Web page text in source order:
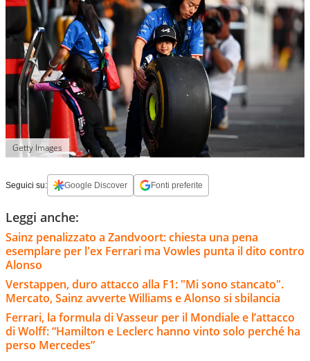
Getty Images
Seguici su: Google Discover Fonti preferite
Leggi anche:
Sainz penalizzato a Zandvoort: chiesta una pena
esemplare per l'ex Ferrari ma Vowles punta il dito contro
Alonso
Verstappen, duro attacco alla F1: "Mi sono stancato".
Mercato, Sainz avverte Williams e Alonso si sbilancia
Ferrari, la formula di Vasseur per il Mondiale e l’attacco
di Wolff: “Hamilton e Leclerc hanno vinto solo perché ha
perso Mercedes”